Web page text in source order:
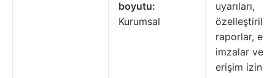
boyutu:
Kurumsal
uyarıları,
raporlar, e-
imzalar ve
erişim